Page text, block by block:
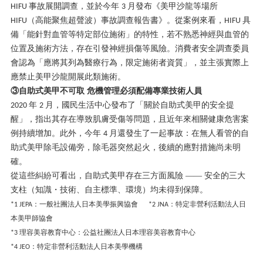
HIFU 事故展開調查，並於今年 3 月發布《美甲沙龍等場所
HIFU （高能聚焦超聲波）事故調查報告書》。從案例來看， HIFU 具
備「能針對血管等特定部位施術」的特性，若不熟悉神經與血管的
位置及施術方法，存在引發神經損傷等風險。消費者安全調查委員
會認為「應將其列為醫療行為，限定施術者資質」，並主張實際上
應禁止美甲沙龍開展此類施術。
③自助式美甲不可取 危機管理必須配備專業技術人員
2020 年 2 月，國民生活中心發布了「關於自助式美甲的安全提
醒」，指出其存在導致肌膚受傷等問題，且近年來相關健康危害案
例持續增加。此外，今年 4 月還發生了一起事故：在無人看管的自
助式美甲除毛設備旁，除毛器突然起火，後續的應對措施尚未明
確。
從這些糾紛可看出，自助式美甲存在三方面風險 —— 安全的三大
支柱（知識・技術、自主標準、環境）均未得到保障。
*1 JEPA：一般社團法人日本美學振興協會 *2 JNA：特定非營利活動法人日
本美甲師協會
*3 理容美容教育中心：公益社團法人日本理容美容教育中心
*4 JEO：特定非營利活動法人日本美學機構